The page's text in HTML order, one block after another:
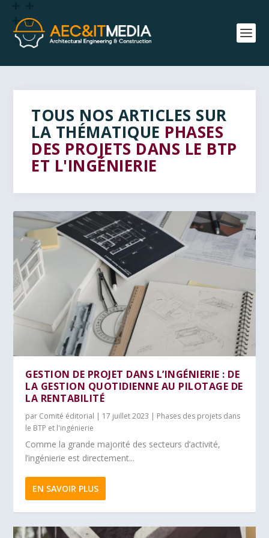
PHASES
DES PROJETS DANS LE BTP
ET L'INGÉNIERIE
GESTION DE PROJET DANS L’INGÉNIERIE : DE
LA GESTION QUOTIDIENNE AU PILOTAGE DE
LA RENTABILITÉ
par Comité éditorial | 17 juillet 2023 | Phases des projets dans
le BTP et l'ingénierie
Comme la grande majorité des secteurs d’activité,
l’ingénierie est directement...
EN SAVOIR PLUS